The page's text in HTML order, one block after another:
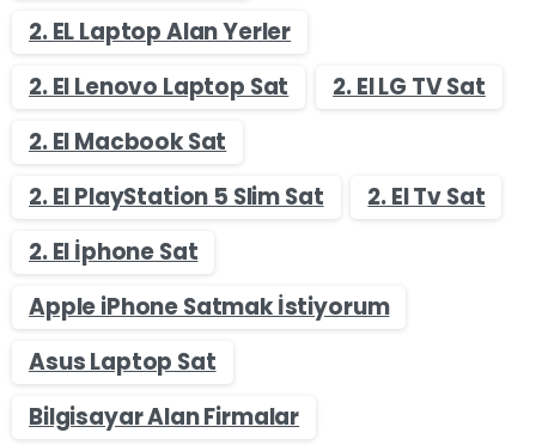
2. EL Laptop Alan Yerler
2. El Lenovo Laptop Sat
2. El LG TV Sat
2. El Macbook Sat
2. El PlayStation 5 Slim Sat
2. El Tv Sat
2. El İphone Sat
Apple iPhone Satmak İstiyorum
Asus Laptop Sat
Bilgisayar Alan Firmalar